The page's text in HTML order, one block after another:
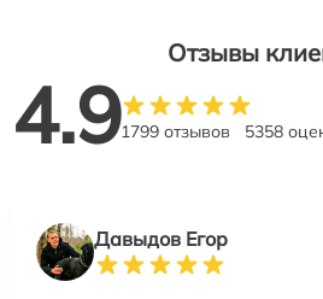
Отзывы
4.91799 отзывов 5358
Давыдов Егор